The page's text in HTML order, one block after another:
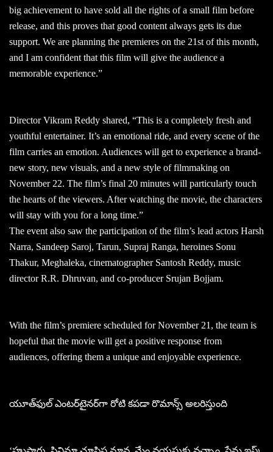
big achievement to have sold all the rights of a small film before
release, and this proves that good content always gets its due
support. We are planning the premieres on the 21st of this month,
and I am confident that this film will give the audience a
memorable experience.”
Director Vikram Reddy shared, “This is a completely fresh and
youthful entertainer. It’s an emotional ride, and every scene of the
film carries an emotion. Audiences will get to experience a brand-
new story, new visuals, and a new style of filmmaking on
November 22. The film’s final 20 minutes will particularly touch
the hearts of the viewers. After watching the movie, the characters
will stay with you for a long time.”
The event also saw the participation of the film’s lead actors Harsh
Narra, Sandeep Saroj, Tarun, Supraj Ranga, heroines Sonu
Thakur, Meghaleka, cinematographer Santosh Reddy, music
director R.R. Dhruvan, and co-producer Srujan Bojjam.
With the film’s premiere scheduled for November 21, the team is
hopeful that the movie will get a positive response from
audiences, offering them a unique and enjoyable experience.
యూత్‌ఫుల్‌ ఎంటర్‌టైనర్‌గా రోటి కపడా రొమాన్స్‌ అలరిస్తుంది